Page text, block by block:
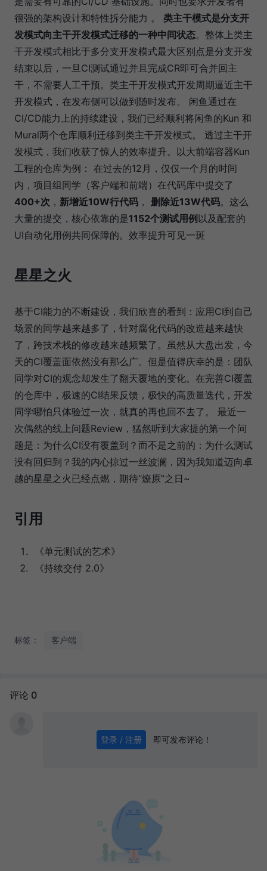
很强的架构设计和特性拆分能力 。 类主干模式是分支开
发模式向主干开发模式迁移的一种中间状态。整体上类主
干开发模式相比于多分支开发模式最大区别点是分支开发
结束以后，一旦CI测试通过并且完成CR即可合并回主
干，不需要人工干预。类主干开发模式开发周期逼近主干
开发模式，在发布侧可以做到随时发布。 闲鱼通过在
CI/CD能力上的持续建设，我们已经顺利将闲鱼的Kun 和
Mural两个仓库顺利迁移到类主干开发模式。 透过主干开
发模式，我们收获了惊人的效率提升。以大前端容器Kun
工程的仓库为例： 在过去的12月，仅仅一个月的时间
内，项目组同学（客户端和前端）在代码库中提交了
400+次 ， 新增近10W行代码 ， 删除近13W代码。这么
大量的提交，核心依靠的是1152个测试用例 以及配套的
UI自动化用例共同保障的。效率提升可见一斑
星星之火
基于CI能力的不断建设，我们欣喜的看到：应用CI到自己
场景的同学越来越多了，针对腐化代码的改造越来越快
了，跨技术栈的修改越来越频繁了。虽然从大盘出发，今
天的CI覆盖面依然没有那么广。但是值得庆幸的是：团队
同学对CI的观念却发生了翻天覆地的变化。在完善CI覆盖
的仓库中，极速的CI结果反馈，极快的高质量迭代，开发
同学哪怕只体验过一次，就真的再也回不去了。 最近一
次偶然的线上问题Review，猛然听到大家提的第一个问
题是：为什么CI没有覆盖到？而不是之前的：为什么测试
没有回归到？我的内心掠过一丝波澜，因为我知道迈向卓
越的星星之火已经点燃，期待“燎原”之日~
引用
《单元测试的艺术》
《持续交付 2.0》
标签： 客户端
评论 0
登录 / 注册 即可发布评论！